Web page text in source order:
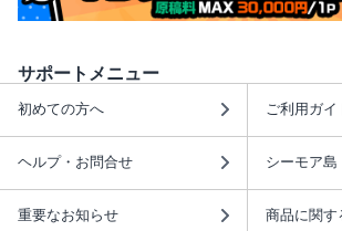
サポートメニュー
初めての方へ ご利用ガイ
ヘルプ・お問合せ シーモア島
重要なお知らせ 商品に関す